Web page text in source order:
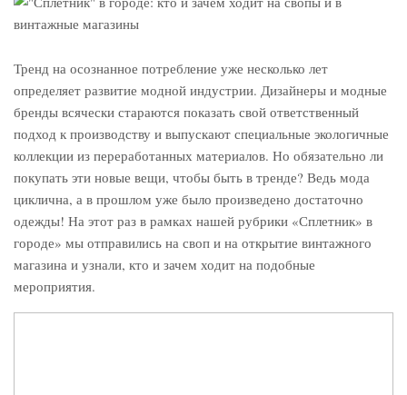
Тренд на осознанное потребление уже несколько лет
определяет развитие модной индустрии. Дизайнеры и модные
бренды всячески стараются показать свой ответственный
подход к производству и выпускают специальные экологичные
коллекции из переработанных материалов. Но обязательно ли
покупать эти новые вещи, чтобы быть в тренде? Ведь мода
циклична, а в прошлом уже было произведено достаточно
одежды! На этот раз в рамках нашей рубрики «Сплетник» в
городе» мы отправились на своп и на открытие винтажного
магазина и узнали, кто и зачем ходит на подобные
мероприятия.